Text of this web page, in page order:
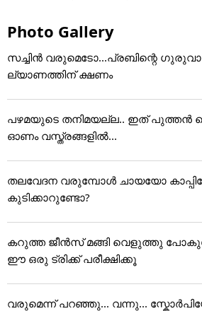
Photo Gallery
സച്ചിന്‍ വരുമെടോ...പ്രബിന്റെ
ല്യാണത്തിന് ക്ഷണം
പഴമയുടെ തനിമയല്ല.. ഇത് പുത്തൻ
ഓണം വസ്ത്രങ്ങളിൽ...
തലവേദന വരുമ്പോൾ ചായയോ
കുടിക്കാറുണ്ടോ?
കറുത്ത ജീൻസ് മങ്ങി വെളുത്തു
ഈ ഒരു ട്രിക്ക് പരീക്ഷിക്കൂ
വരുമെന്ന് പറഞ്ഞു... വന്നു...